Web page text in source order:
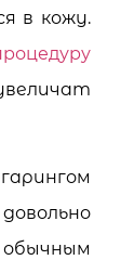
в кожу.